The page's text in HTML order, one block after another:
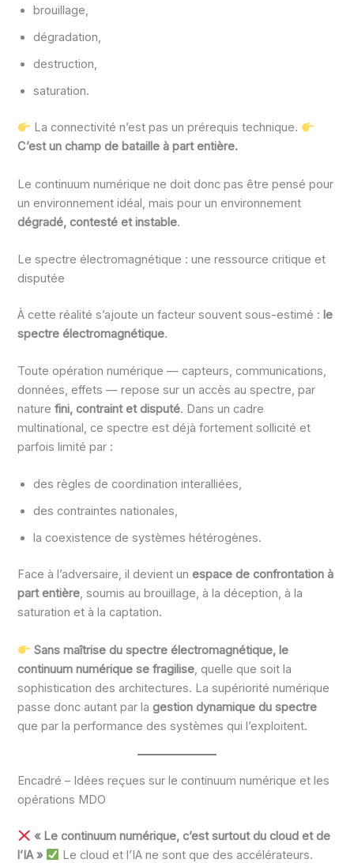
brouillage,
dégradation,
destruction,
saturation.
La connectivité n’est pas un prérequis technique.
C’est un champ de bataille à part entière.
Le continuum numérique ne doit donc pas être pensé pour
un environnement idéal, mais pour un environnement
dégradé, contesté et instable.
Le spectre électromagnétique : une ressource critique et
disputée
À cette réalité s’ajoute un facteur souvent sous-estimé : le
spectre électromagnétique.
Toute opération numérique — capteurs, communications,
données, effets — repose sur un accès au spectre, par
naturefini, contraint et disputé. Dans un cadre
multinational, ce spectre est déjà fortement sollicité et
parfois limité par :
des règles de coordination interalliées,
des contraintes nationales,
la coexistence de systèmes hétérogènes.
Face à l’adversaire, il devient unespace de confrontation à
part entière, soumis au brouillage, à la déception, à la
saturation et à la captation.
Sans maîtrise du spectre électromagnétique, le
continuum numérique se fragilise, quelle que soit la
sophistication des architectures. La supériorité numérique
passe donc autant par lagestion dynamique du spectre
que par la performance des systèmes qui l’exploitent.
Encadré – Idées reçues sur le continuum numérique et les
opérations MDO
« Le continuum numérique, c’est surtout du cloud et de
l’IA »
Le cloud et l’IA ne sont que des accélérateurs.